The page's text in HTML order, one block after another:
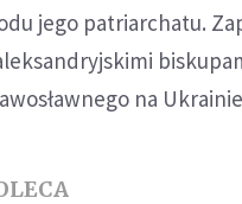
jego patriarchatu.
na